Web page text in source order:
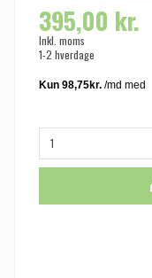
395,00 kr.
Inkl. moms
1-2 hverdage